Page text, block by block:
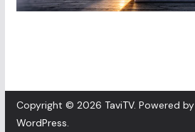
Copyright © 2026 TaviTV. Powered by
WordPress.